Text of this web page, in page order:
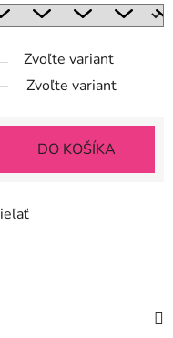
Zvoľte variant
Zvoľte variant
DO KOŠÍKA